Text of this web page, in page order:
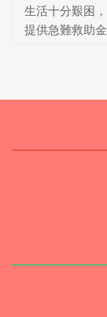
生活十分艱困
提供急難救助